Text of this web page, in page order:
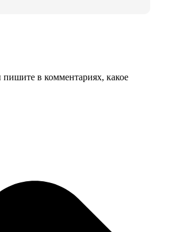
в комментариях, какое